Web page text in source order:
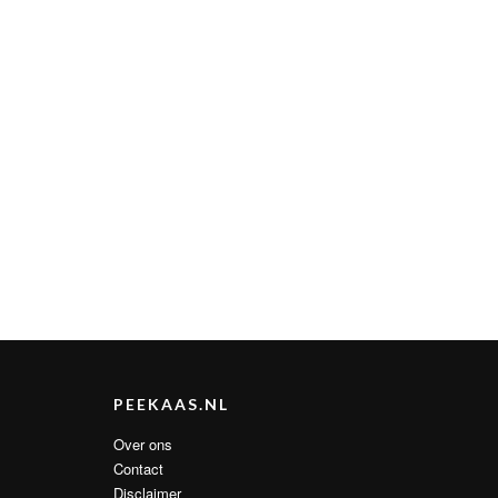
PEEKAAS.NL
Over ons
Contact
Disclaimer